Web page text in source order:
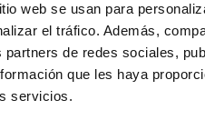
web se usan para
el tráfico. Además,
de redes sociales,
que les haya
servicios.